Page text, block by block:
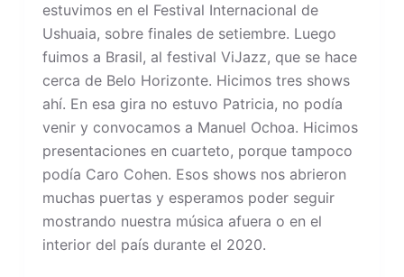
estuvimos en el Festival Internacional de
Ushuaia, sobre finales de setiembre. Luego
fuimos a Brasil, al festival ViJazz, que se hace
cerca de Belo Horizonte. Hicimos tres shows
ahí. En esa gira no estuvo Patricia, no podía
venir y convocamos a Manuel Ochoa. Hicimos
presentaciones en cuarteto, porque tampoco
podía Caro Cohen. Esos shows nos abrieron
muchas puertas y esperamos poder seguir
mostrando nuestra música afuera o en el
interior del país durante el 2020.